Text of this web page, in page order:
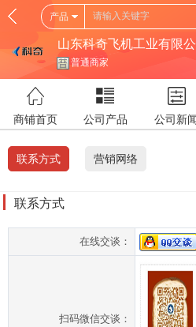
产品
山东科奇飞机工业有限公
普通商家
商铺首页 公司产品 公司新
联系方式 营销网络
联系方式
在线交谈：
扫码微信交谈：